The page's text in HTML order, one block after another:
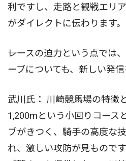
利ですし、走路と観戦エリ
がダイレクトに伝わります。
――レースの迫力という点では
ーブについても、新しい発信
武川氏： 川崎競馬場の特徴
1,200mという小回りコース
ブがきつく、騎手の高度な
れ、激しい攻防が見もので